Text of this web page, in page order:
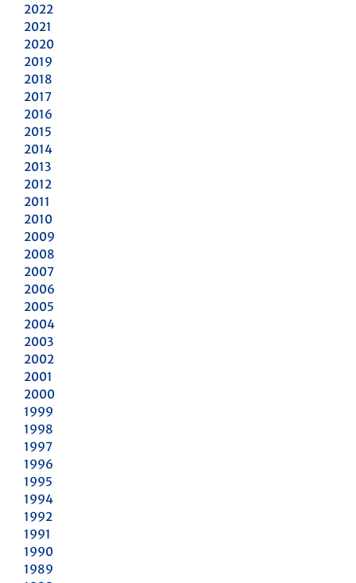
2022
2021
2020
2019
2018
2017
2016
2015
2014
2013
2012
2011
2010
2009
2008
2007
2006
2005
2004
2003
2002
2001
2000
1999
1998
1997
1996
1995
1994
1992
1991
1990
1989